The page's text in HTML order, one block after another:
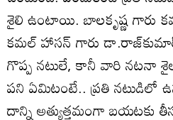
శైలి ఉంటాయి. బాలకృష్ణ గారు
కమల్‌ హాసన్‌ గారు డా.రాజ్‌కుమార్‌
గొప్ప నటులే, కానీ వారి నటనా
పని ఏమిటంటే.. ప్రతి నటుడిలో
దాన్ని అత్యుత్తమంగా బయటకు